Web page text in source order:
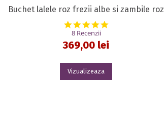
Buchet lalele roz frezii albe si zambile roz
5.0 star rating
8 Recenzii
369,00 lei
Vizualizeaza